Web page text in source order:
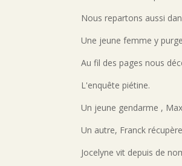
Nous repartons aussi
Une jeune femme y
Au fil des pages nous
L'enquête piétine.
Un jeune gendarme ,
Un autre, Franck
Jocelyne vit depuis de